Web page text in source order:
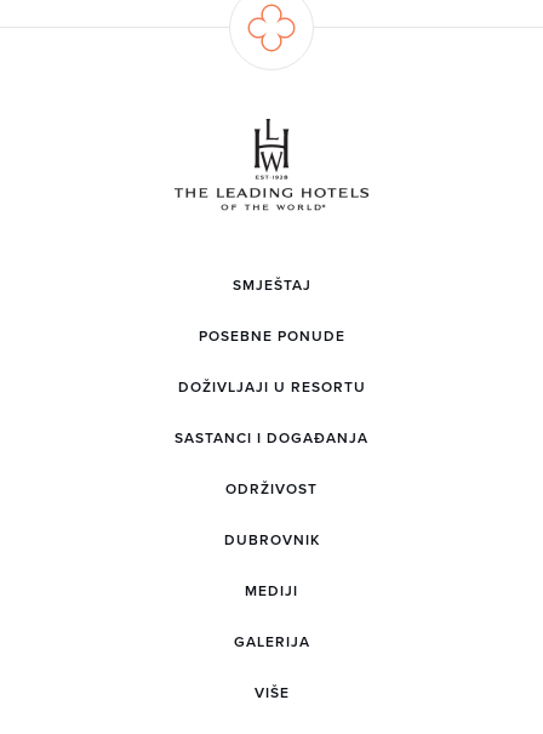
SMJEŠTAJ
POSEBNE PONUDE
DOŽIVLJAJI U RESORTU
SASTANCI I DOGAĐANJA
ODRŽIVOST
DUBROVNIK
MEDIJI
GALERIJA
VIŠE